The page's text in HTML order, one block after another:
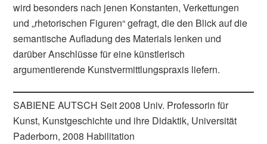
wird besonders nach jenen Konstanten, Verkettungen
und „rhetorischen Figuren“ gefragt, die den Blick auf die
semantische Aufladung des Materials lenken und
darüber Anschlüsse für eine künstlerisch
argumentierende Kunstvermittlungspraxis liefern.
SABIENE AUTSCH Seit 2008 Univ. Professorin für
Kunst, Kunstgeschichte und ihre Didaktik, Universität
Paderborn, 2008 Habilitation